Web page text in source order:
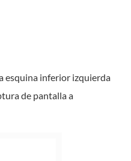
esquina inferior izquierda
de pantalla a